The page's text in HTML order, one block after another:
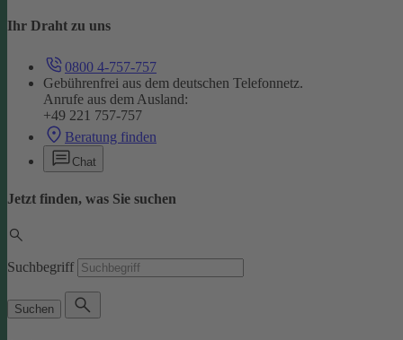
Ihr Draht zu uns
0800 4-757-757
Gebührenfrei aus dem deutschen Telefonnetz.
Anrufe aus dem Ausland:
+49 221 757-757
Beratung finden
Chat
Jetzt finden, was Sie suchen
Suchbegriff
Suchen